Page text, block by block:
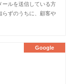
ールを送信している方
らずのうちに、顧客や
Google